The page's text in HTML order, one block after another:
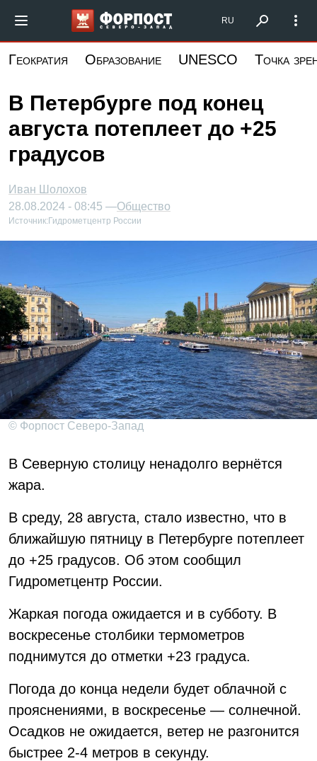
основному
Форпост Северо-Запад
RU
Геократия Образование UNESCO Точка
В Петербурге под конец
августа потеплеет до +25
градусов
Иван Шолохов
28.08.2024 - 08:45 —Общество
Источник: Гидрометцентр России
© Форпост Северо-Запад
В Северную столицу ненадолго вернётся
жара.
В среду, 28 августа, стало известно, что в
ближайшую пятницу в Петербурге потеплеет
до +25 градусов. Об этом сообщил
Гидрометцентр России.
Жаркая погода ожидается и в субботу. В
воскресенье столбики термометров
поднимутся до отметки +23 градуса.
Погода до конца недели будет облачной с
прояснениями, в воскресенье — солнечной.
Осадков не ожидается, ветер не разгонится
быстрее 2-4 метров в секунду.